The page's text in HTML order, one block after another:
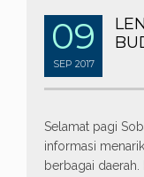
09
SEP 2017
Selamat pagi
informasi
berbagai